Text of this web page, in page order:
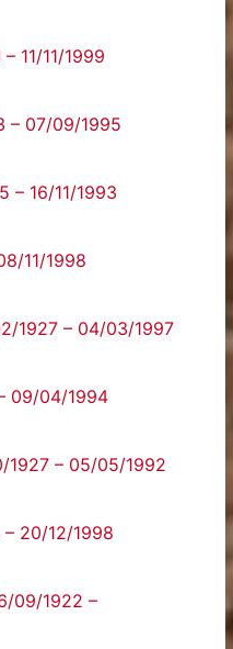
11/11/1999
– 07/09/1995
– 16/11/1993
11/1998
1927 – 04/03/1997
09/04/1994
1927 – 05/05/1992
– 20/12/1998
09/1922 –